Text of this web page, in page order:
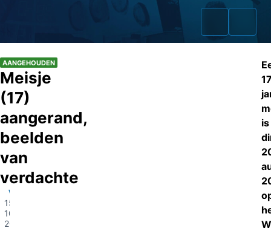
Zaken
AANGEHOUDEN
Meisje
(17)
aangerand,
beelden
van
verdachte
Wervershoof
15-
10-
2019
is